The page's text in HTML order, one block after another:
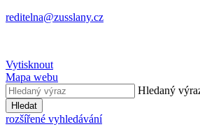
reditelna@zusslany.cz
Vytisknout
Mapa webu
Hledaný
Hledat
rozšířené vyhledávání